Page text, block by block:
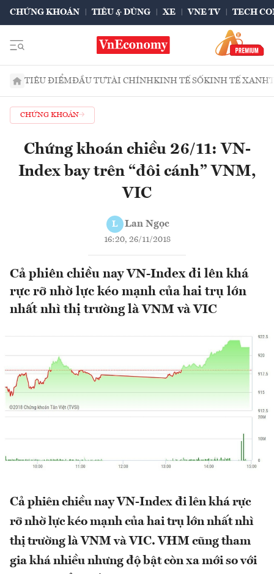
CHỨNG KHOÁN TIÊU & DÙNG XE VNE TV TECH
TIÊU ĐIỂMĐẦU TƯTÀI CHÍNHKINH TẾ SỐKINH TẾ XANH
CHỨNG KHOÁN
Chứng khoán chiều 26/11: VN-
Index bay trên “đôi cánh” VNM,
VIC
L Lan Ngọc
16:20, 26/11/2018
Cả phiên chiều nay VN-Index đi lên khá
rực rỡ nhờ lực kéo mạnh của hai trụ lớn
nhất nhì thị trường là VNM và VIC
Cả phiên chiều nay VN-Index đi lên khá rực
rỡ nhờ lực kéo mạnh của hai trụ lớn nhất nhì
thị trường là VNM và VIC. VHM cũng tham
gia khá nhiều nhưng độ bật còn xa mới so với